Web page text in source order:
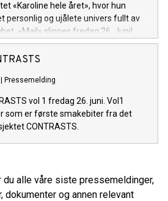
«Karoline hele året», hvor hun
personlig og ujålete univers fullt av
«Mail» slippes fredag 26. Juni!
Pressemelding
vol 1 fredag 26. juni. Vol1
som er første smakebiter fra det
CONTRASTS.
du alle våre siste pressemeldinger,
dokumenter og annen relevant